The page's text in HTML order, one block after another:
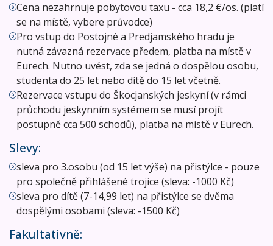
Cena nezahrnuje pobytovou taxu - cca 18,2 €/os. (platí
se na místě, vybere průvodce)
Pro vstup do Postojné a Predjamského hradu je
nutná závazná rezervace předem, platba na místě v
Eurech. Nutno uvést, zda se jedná o dospělou osobu,
studenta do 25 let nebo dítě do 15 let včetně.
Rezervace vstupu do Škocjanských jeskyní (v rámci
průchodu jeskynním systémem se musí projít
postupně cca 500 schodů), platba na místě v Eurech.
Slevy:
sleva pro 3.osobu (od 15 let výše) na přistýlce - pouze
pro společně přihlášené trojice (sleva: -1000 Kč)
sleva pro dítě (7-14,99 let) na přistýlce se dvěma
dospělými osobami (sleva: -1500 Kč)
Fakultativně: